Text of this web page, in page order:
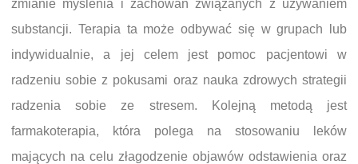
zmianie myślenia i zachowań związanych z używaniem
substancji. Terapia ta może odbywać się w grupach lub
indywidualnie, a jej celem jest pomoc pacjentowi w
radzeniu sobie z pokusami oraz nauka zdrowych strategii
radzenia sobie ze stresem. Kolejną metodą jest
farmakoterapia, która polega na stosowaniu leków
mających na celu złagodzenie objawów odstawienia oraz